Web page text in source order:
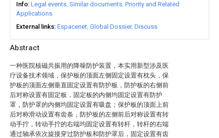
Abstract
一种医院核磁共振用的降噪防护装置，本实用新型涉及医
疗设备技术领域，保护板的顶面左侧固定设置有枕头，保
护板的顶面左侧垂直固定设置有防护板，防护板的右侧前
后对称设置有固定板，固定板的内侧均固定设置有防护
罩，防护罩的内侧均固定设置有吸盘；保护板的顶面上前
后对称滑动设置有齿条，防护板的左侧前后对称设置有转
动手拧，转动手拧的右端均固定设置有转杆，转杆的右端
通过轴承依次旋接穿过防护板和防护罩后，固定设置有齿
Info Legal events Similar documents Priority and Related
Applications
External links Espacenet Global Dossier Discuss